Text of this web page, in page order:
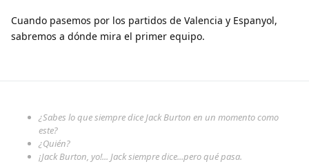
Cuando pasemos por los partidos de Valencia y Espanyol,
sabremos a dónde mira el primer equipo.
¿Sabes lo que siempre dice Jack Burton en un momento como
este?
¿Quién?
¡Jack Burton, yo!... Jack siempre dice...pero qué pasa.